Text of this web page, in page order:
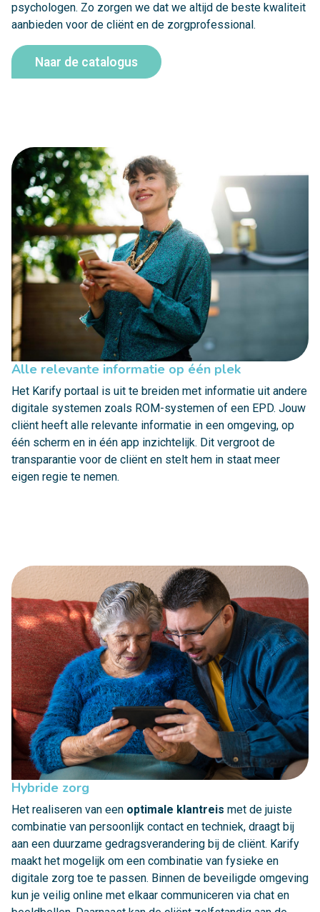
psychologen. Zo zorgen we dat we altijd de beste kwaliteit
aanbieden voor de cliënt en de zorgprofessional.
Naar de catalogus
Alle relevante informatie op één plek
Het Karify portaal is uit te breiden met informatie uit andere
digitale systemen zoals ROM-systemen of een EPD. Jouw
cliënt heeft alle relevante informatie in een omgeving, op
één scherm en in één app inzichtelijk. Dit vergroot de
transparantie voor de cliënt en stelt hem in staat meer
eigen regie te nemen.
Hybride zorg
Het realiseren van een optimale klantreis met de juiste
combinatie van persoonlijk contact en techniek, draagt bij
aan een duurzame gedragsverandering bij de cliënt. Karify
maakt het mogelijk om een combinatie van fysieke en
digitale zorg toe te passen. Binnen de beveiligde omgeving
kun je veilig online met elkaar communiceren via chat en